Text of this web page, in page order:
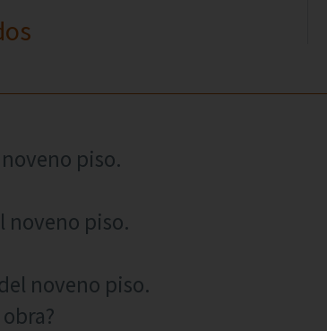
piso.
noveno piso.
noveno piso.